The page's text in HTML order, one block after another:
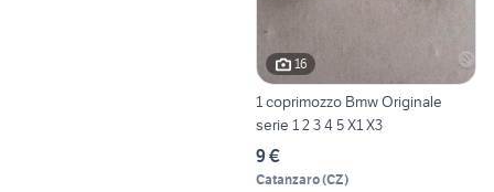
16
1 coprimozzo Bmw Originale
serie 1 2 3 4 5 X1 X3
9 €
Catanzaro(CZ)